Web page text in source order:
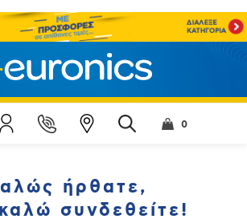
0
ήρθατε,
συνδεθείτε!